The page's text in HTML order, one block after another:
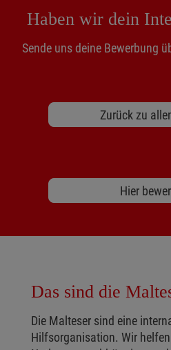
Haben wir dein
Sende uns deine Bewerbung
Zurück zu
Hier
Das sind die
Die Malteser sind eine
Hilfsorganisation. Wir